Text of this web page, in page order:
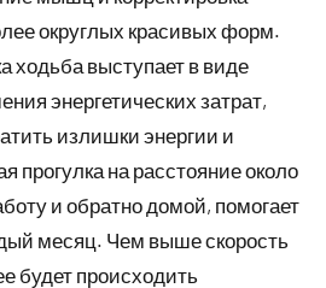
округлых красивых форм.
ходьба выступает в виде
энергетических затрат,
излишки энергии и
прогулка на расстояние около
и обратно домой, помогает
месяц. Чем выше скорость
будет происходить